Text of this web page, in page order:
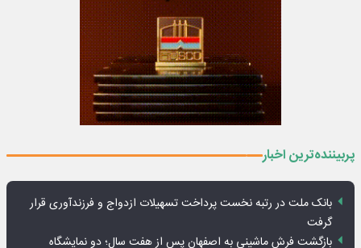
پربیننده‌ترین اخبار
بانک ملت در رتبه نخست پرداخت تسهیلات ازدواج و فرزندآوری قرار
گرفت
بازگشت فرش ماشینی به اصفهان پس از هفت سال؛ دو نمایشگاه